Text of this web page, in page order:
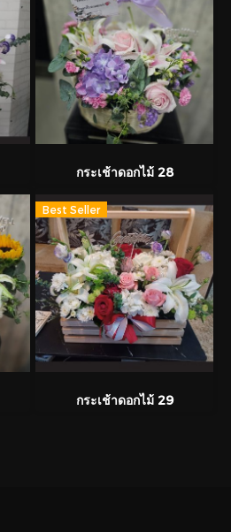
กระเช้าดอกไม้ 28
Best Seller
กระเช้าดอกไม้ 29